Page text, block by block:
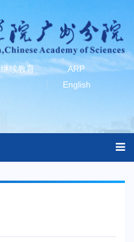
继续教育
ARP
English